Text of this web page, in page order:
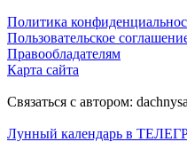
Политика
Пользовательское
Правообладателям
Карта сайта
Связаться с автором:
Лунный календарь в